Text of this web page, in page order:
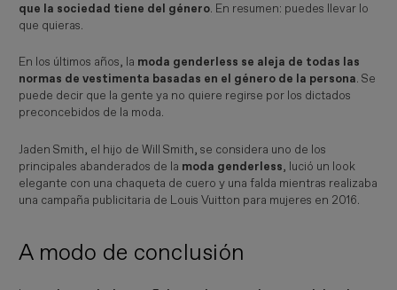
que la sociedad tiene del género. En resumen: puedes llevar lo
que quieras.
En los últimos años, la moda genderless se aleja de todas las
normas de vestimenta basadas en el género de la persona. Se
puede decir que la gente ya no quiere regirse por los dictados
preconcebidos de la moda.
Jaden Smith, el hijo de Will Smith, se considera uno de los
principales abanderados de la moda genderless, lució un look
elegante con una chaqueta de cuero y una falda mientras realizaba
una campaña publicitaria de Louis Vuitton para mujeres en 2016.
A modo de conclusión